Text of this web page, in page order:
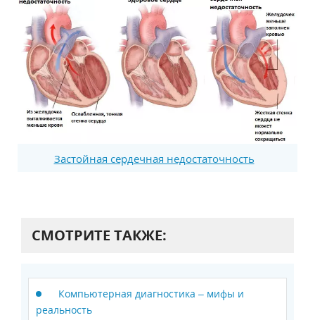
Застойная сердечная недостаточность
СМОТРИТЕ ТАКЖЕ:
Компьютерная диагностика – мифы и
реальность